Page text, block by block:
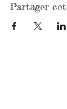
Partager cet